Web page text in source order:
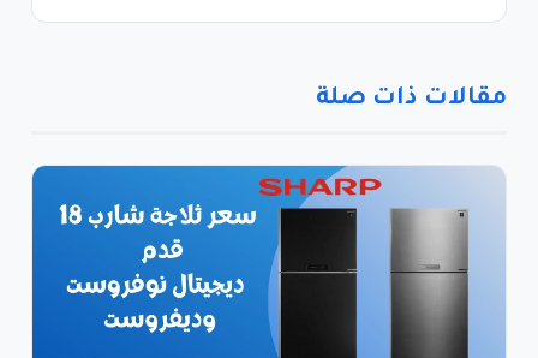
مقالات ذات صلة